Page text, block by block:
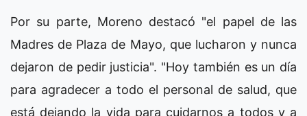
Por su parte, Moreno destacó "el papel de las
Madres de Plaza de Mayo, que lucharon y nunca
dejaron de pedir justicia". "Hoy también es un día
para agradecer a todo el personal de salud, que
está dejando la vida para cuidarnos a todos y a